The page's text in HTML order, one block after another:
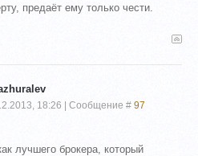
предаёт ему только чести.
18:26 | Сообщение # 97
лучшего брокера, который